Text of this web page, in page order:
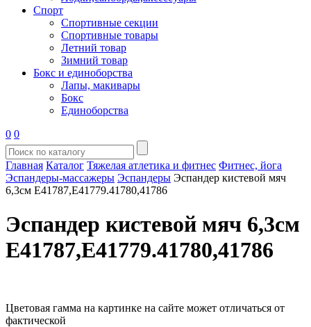
Спорт
Спортивные секции
Спортивные товары
Летний товар
Зимний товар
Бокс и единоборства
Лапы, макивары
Бокс
Единоборства
0 0
Главная Каталог Тяжелая атлетика и фитнес Фитнес, йога
Эспандеры-массажеры Эспандеры Эспандер кистевой мяч
6,3см E41787,E41779.41780,41786
Эспандер кистевой мяч 6,3см
E41787,E41779.41780,41786
Цветовая гамма на картинке на сайте может отличаться от
фактической